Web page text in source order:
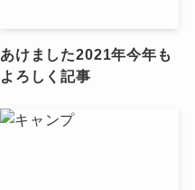
あけました2021年今年も
よろしく記事